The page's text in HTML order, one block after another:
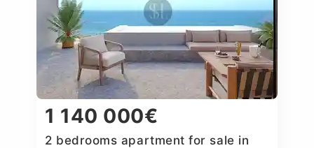
1 140 000€
2 bedrooms apartment for sale in